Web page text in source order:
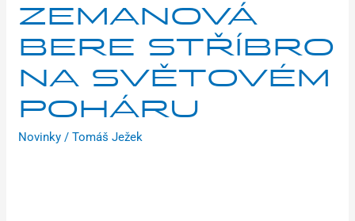
ZEMANOVÁ
BERE STŘÍBRO
NA SVĚTOVÉM
POHÁRU
Novinky /Tomáš Ježek